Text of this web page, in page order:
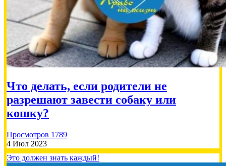
Что делать, если родители не
разрешают завести собаку или
кошку?
Просмотров 1789
4 Июл 2023
Это должен знать каждый!